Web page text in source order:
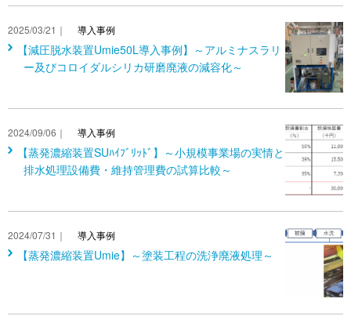
2025/03/21｜ 導入事例
【減圧脱水装置Umie50L導入事例】～アルミナスラリ
ー及びコロイダルシリカ研磨廃液の減容化～
2024/09/06｜ 導入事例
【蒸発濃縮装置SUﾊｲﾌﾞﾘｯﾄﾞ】～小規模事業場の実情と
排水処理設備費・維持管理費の試算比較～
2024/07/31｜ 導入事例
【蒸発濃縮装置Umie】～塗装工程の洗浄廃液処理～